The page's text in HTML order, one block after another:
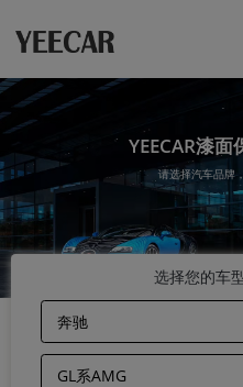
YEECAR漆
请选择汽车品牌
选择您的车